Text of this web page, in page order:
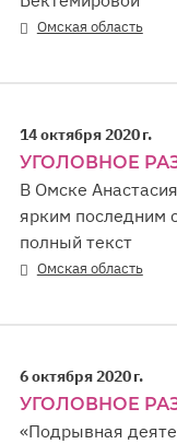
Омская область
14 октября 2020 г.
УГОЛОВНОЕ
В Омске
ярким последним
полный текст
Омская область
6 октября 2020 г.
УГОЛОВНОЕ
«Подрывная